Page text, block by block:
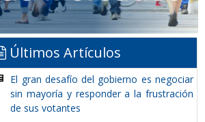
Últimos Artículos
El gran desafío del gobierno es negociar
sin mayoría y responder a la frustración
de sus votantes